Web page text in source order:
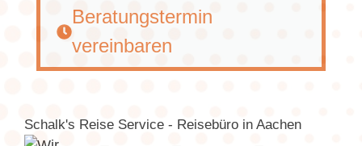
Beratungstermin
vereinbaren
Schalk's Reise Service - Reisebüro in Aachen